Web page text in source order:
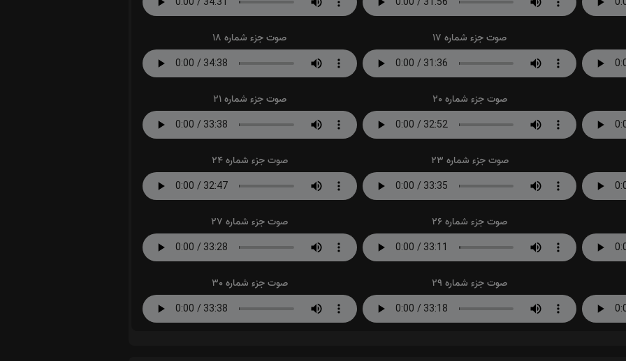
صوت جزء شماره 17 صوت جزء شماره 18
صوت جزء شماره 20 صوت جزء شماره 21
صوت جزء شماره 23 صوت جزء شماره 24
صوت جزء شماره 26 صوت جزء شماره 27
صوت جزء شماره 29 صوت جزء شماره 30